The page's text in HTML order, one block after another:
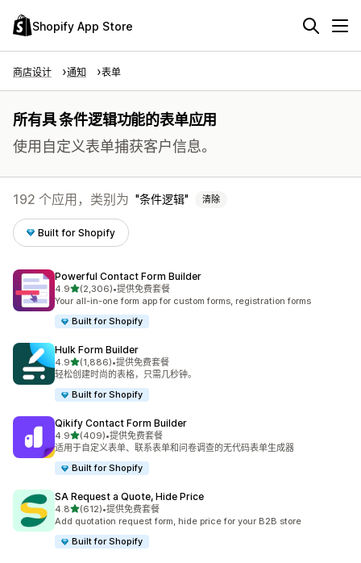
Shopify App Store
商店设计 通知 表单
所有具 条件逻辑功能的表单应用
使用自定义表单捕获客户信息。
192 个应用，类别为 条件逻辑 清除
Built for Shopify
Powerful Contact Form Builder
4.9星（满分 5 星）
(2,306)
总共 2306 条评论
•提供免费套餐
Your all-in-one form app for custom forms, registration forms
Built for Shopify
Hulk Form Builder
4.9星（满分 5 星）
(1,886)
总共 1886 条评论
•提供免费套餐
轻松创建时尚的表格，只需几秒钟。
Built for Shopify
Qikify Contact Form Builder
4.9星（满分 5 星）
(409)
总共 409 条评论
•提供免费套餐
适用于自定义表单、联系表单和问卷调查的无代码表单生成器
Built for Shopify
SA Request a Quote, Hide Price
4.8星（满分 5 星）
(612)
总共 612 条评论
•提供免费套餐
Add quotation request form, hide price for your B2B store
Built for Shopify